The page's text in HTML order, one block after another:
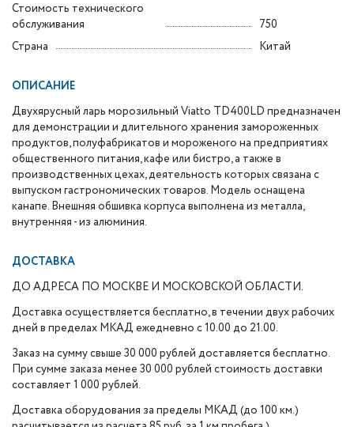
Стоимость технического
обслуживания
750
Страна
Китай
ОПИСАНИЕ
Двухярусный ларь морозильный Viatto TD400LD предназначен
для демонстрации и длительного хранения замороженных
продуктов, полуфабрикатов и мороженого на предприятиях
общественного питания, кафе или бистро, а также в
производственных цехах, деятельность которых связана с
выпуском гастрономических товаров. Модель оснащена
канапе. Внешняя обшивка корпуса выполнена из металла,
внутренняя - из алюминия.
ДОСТАВКА
ДО АДРЕСА ПО МОСКВЕ И МОСКОВСКОЙ ОБЛАСТИ.
Доставка осуществляется бесплатно, в течении двух рабочих
дней в пределах МКАД ежедневно с 10.00 до 21.00.
Заказ на сумму свыше 30 000 рублей доставляется бесплатно.
При сумме заказа менее 30 000 рублей стоимость доставки
составляет 1 000 рублей.
Доставка оборудования за пределы МКАД (до 100 км.)